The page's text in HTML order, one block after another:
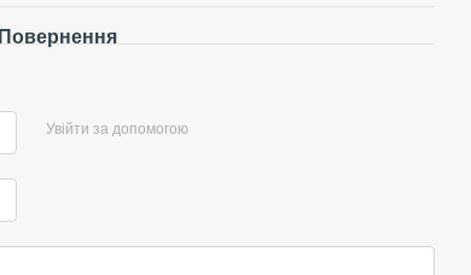
Повернення
Увійти за допомогою